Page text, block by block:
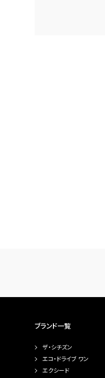
ブランド一覧
ザ・シチズン
エコ・ドライブ ワン
エクシード